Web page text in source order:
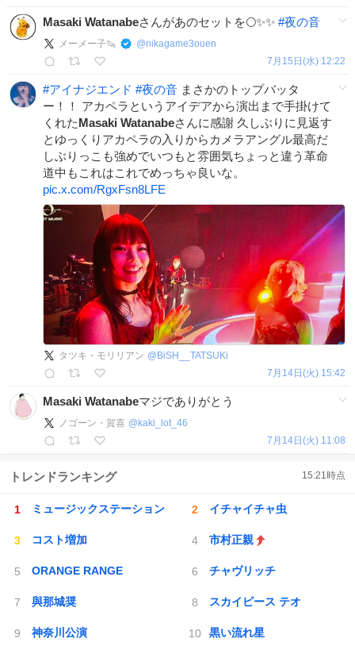
Masaki Watanabeさんがあのセットを🌕✨✨ #夜の音
メーメー子🦦 @nikagame3ouen
7月15日(水) 12:22
#アイナジエンド #夜の音 まさかのトップバッタ
ー！！ アカペラというアイデアから演出まで手掛けて
くれたMasaki Watanabeさんに感謝 久しぶりに見返す
とゆっくりアカペラの入りからカメラアングル最高だ
しぶりっこも強めでいつもと雰囲気ちょっと違う革命
道中もこれはこれでめっちゃ良いな。
pic.x.com/RgxFsn8LFE
タツキ・モリリアン @ BiSH__TATSUKi
7月14日(火) 15:42
Masaki Watanabeマジでありがとう
ノゴーン・賀喜 @ kaki_lot_46
7月14日(火) 11:08
トレンドランキング 15:21時点
ミュージックステーション イチャイチャ虫
コスト増加 市村正親
ORANGE RANGE チャヴリッチ
與那城奨 スカイピース テオ
神奈川公演 黒い流れ星